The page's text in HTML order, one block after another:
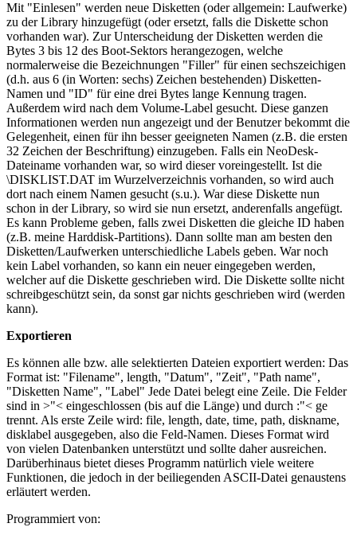
Mit "Einlesen" werden neue Disketten (oder allgemein: Laufwerke)
zu der Library hinzugefügt (oder ersetzt, falls die Diskette schon
vorhanden war). Zur Unterscheidung der Disketten werden die
Bytes 3 bis 12 des Boot-Sektors herangezogen, welche
normalerweise die Bezeichnungen "Filler" für einen sechszeichigen
(d.h. aus 6 (in Worten: sechs) Zeichen bestehenden) Disketten-
Namen und "ID" für eine drei Bytes lange Kennung tragen.
Außerdem wird nach dem Volume-Label gesucht. Diese ganzen
Informationen werden nun angezeigt und der Benutzer bekommt die
Gelegenheit, einen für ihn besser geeigneten Namen (z.B. die ersten
32 Zeichen der Beschriftung) einzugeben. Falls ein NeoDesk-
Dateiname vorhanden war, so wird dieser voreingestellt. Ist die
\DISKLIST.DAT im Wurzelverzeichnis vorhanden, so wird auch
dort nach einem Namen gesucht (s.u.). War diese Diskette nun
schon in der Library, so wird sie nun ersetzt, anderenfalls angefügt.
Es kann Probleme geben, falls zwei Disketten die gleiche ID haben
(z.B. meine Harddisk-Partitions). Dann sollte man am besten den
Disketten/Laufwerken unterschiedliche Labels geben. War noch
kein Label vorhanden, so kann ein neuer eingegeben werden,
welcher auf die Diskette geschrieben wird. Die Diskette sollte nicht
schreibgeschützt sein, da sonst gar nichts geschrieben wird (werden
kann).
Exportieren
Es können alle bzw. alle selektierten Dateien exportiert werden: Das
Format ist: "Filename", length, "Datum", "Zeit", "Path name",
"Disketten Name", "Label" Jede Datei belegt eine Zeile. Die Felder
sind in >"< eingeschlossen (bis auf die Länge) und durch :"< ge
trennt. Als erste Zeile wird: file, length, date, time, path, diskname,
disklabel ausgegeben, also die Feld-Namen. Dieses Format wird
von vielen Datenbanken unterstützt und sollte daher ausreichen.
Darüberhinaus bietet dieses Programm natürlich viele weitere
Funktionen, die jedoch in der beiliegenden ASCII-Datei genaustens
erläutert werden.
Programmiert von: